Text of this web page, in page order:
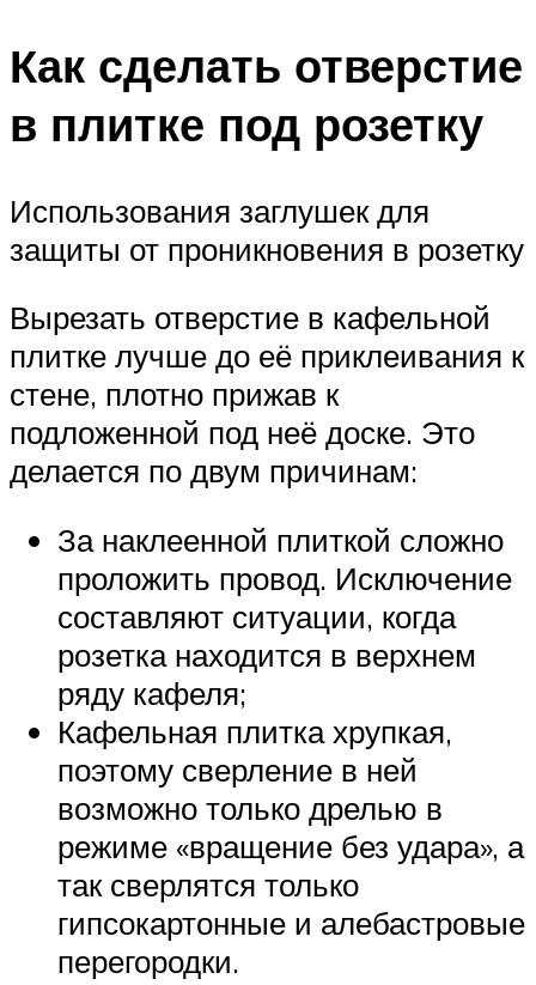
Как сделать отверстие
в плитке под розетку
Использования заглушек для
защиты от проникновения в розетку
Вырезать отверстие в кафельной
плитке лучше до её приклеивания к
стене, плотно прижав к
подложенной под неё доске. Это
делается по двум причинам:
За наклеенной плиткой сложно
проложить провод. Исключение
составляют ситуации, когда
розетка находится в верхнем
ряду кафеля;
Кафельная плитка хрупкая,
поэтому сверление в ней
возможно только дрелью в
режиме «вращение без удара», а
так сверлятся только
гипсокартонные и алебастровые
перегородки.